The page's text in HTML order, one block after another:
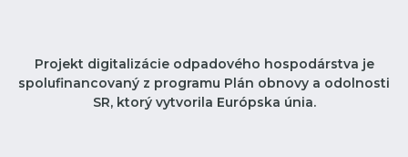
Projekt digitalizácie odpadového hospodárstva je
spolufinancovaný z programu Plán obnovy a odolnosti
SR, ktorý vytvorila Európska únia.